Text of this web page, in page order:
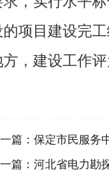
的项目建设完
方，建设工作评
篇： 保定市民服务
篇： 河北省电力勘